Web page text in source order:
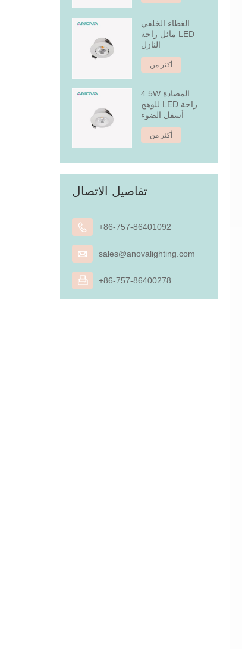
الغطاء الخلفي
مائل راحة LED
النازل
أكثر من
4.5W المضادة
للوهج LED راحة
أسفل الضوء
أكثر من
تفاصيل الاتصال
 +86-757-86401092
 sales@anovalighting.com
 +86-757-86400278